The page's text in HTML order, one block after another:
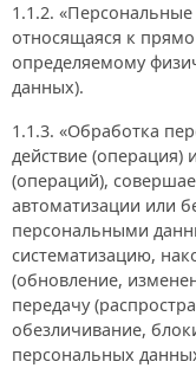
1.1.2.
относящаяся к
определяемому
данных).
1.1.3. «Обработка
действие (операция)
(операций),
автоматизации или
персональными
систематизацию,
(обновление,
передачу
обезличивание,
персональных